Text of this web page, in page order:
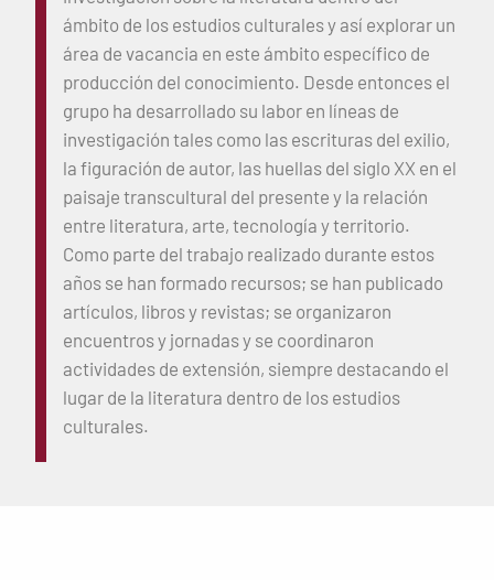
ámbito de los estudios culturales y así explorar un
área de vacancia en este ámbito específico de
producción del conocimiento. Desde entonces el
grupo ha desarrollado su labor en líneas de
investigación tales como las escrituras del exilio,
la figuración de autor, las huellas del siglo XX en el
paisaje transcultural del presente y la relación
entre literatura, arte, tecnología y territorio.
Como parte del trabajo realizado durante estos
años se han formado recursos; se han publicado
artículos, libros y revistas; se organizaron
encuentros y jornadas y se coordinaron
actividades de extensión, siempre destacando el
lugar de la literatura dentro de los estudios
culturales.